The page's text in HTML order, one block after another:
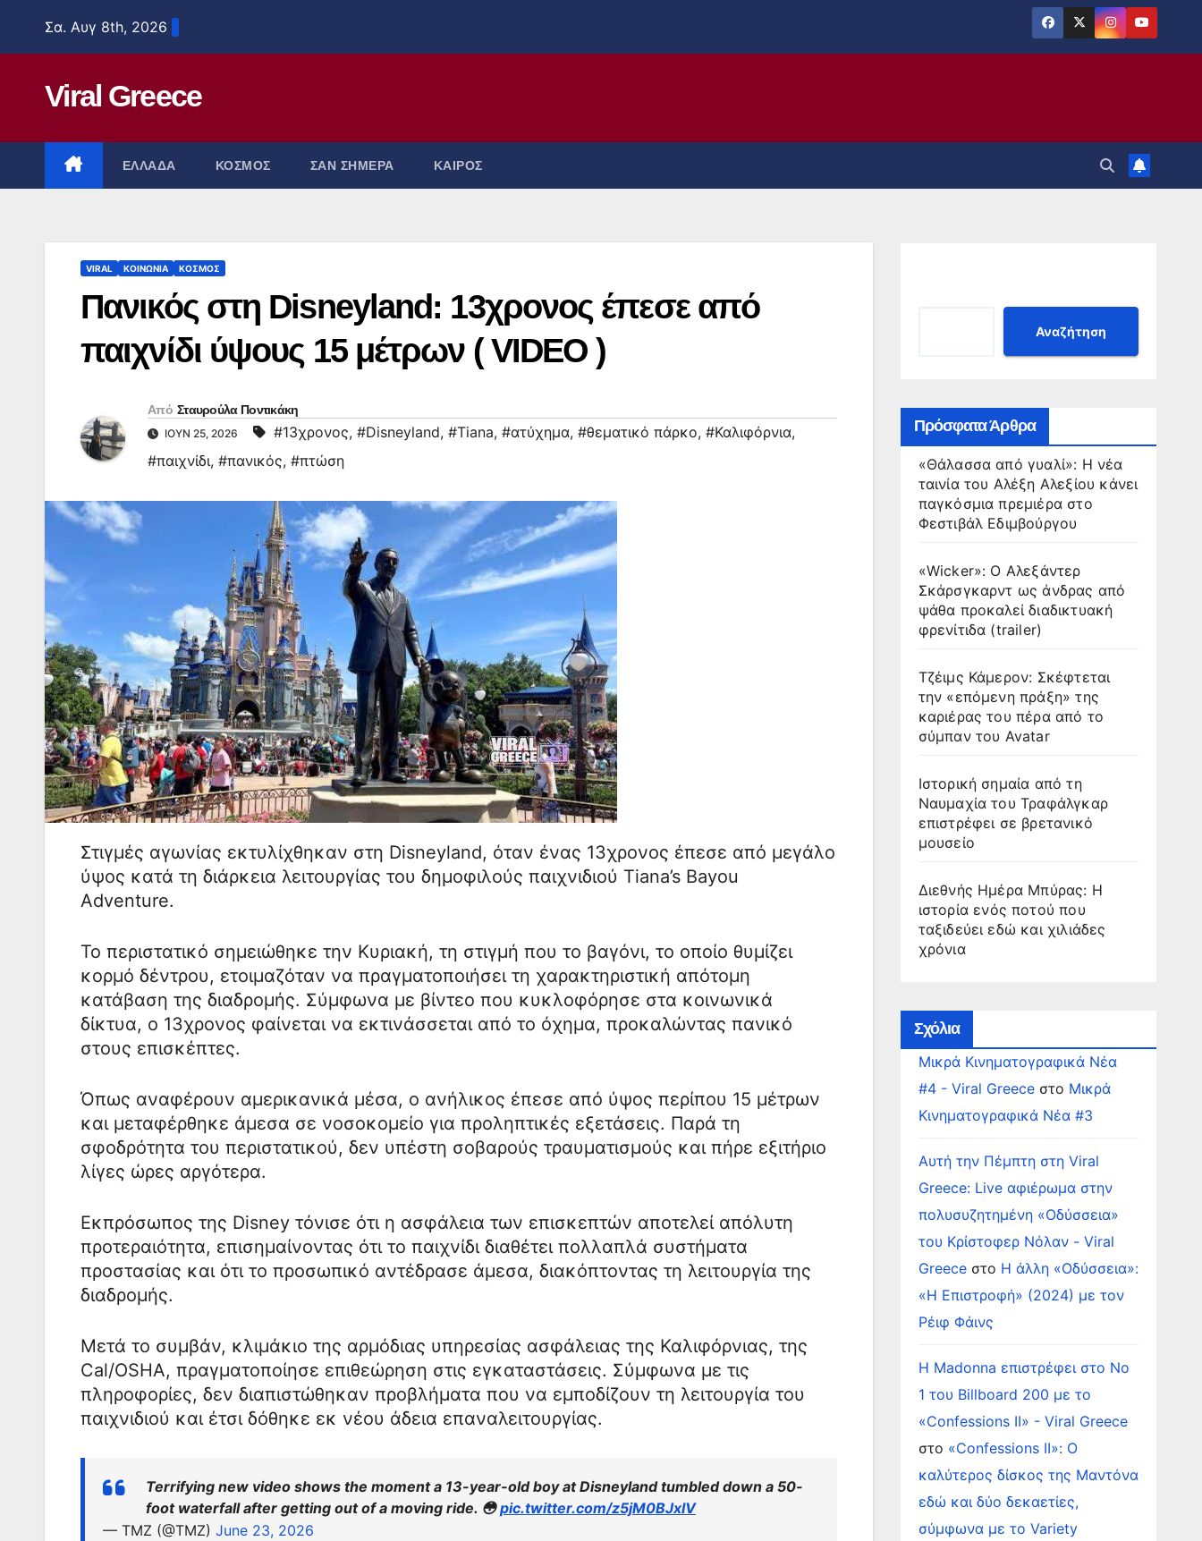
Σα. Αυγ 8th, 2026
Viral Greece
ΕΛΛΑΔΑ ΚΟΣΜΟΣ ΣΑΝ ΣΗΜΕΡΑ ΚΑΙΡΟΣ
VIRAL ΚΟΙΝΩΝΙΑ ΚΟΣΜΟΣ
Πανικός στη Disneyland: 13χρονος έπεσε από
παιχνίδι ύψους 15 μέτρων ( VIDEO )
Από Σταυρούλα Ποντικάκη
ΙΟΎΝ 25, 2026 #13χρονος, #Disneyland, #Tiana, #ατύχημα, #θεματικό πάρκο, #Καλιφόρνια,
#παιχνίδι, #πανικός, #πτώση
Στιγμές αγωνίας εκτυλίχθηκαν στη Disneyland, όταν ένας 13χρονος έπεσε από μεγάλο
ύψος κατά τη διάρκεια λειτουργίας του δημοφιλούς παιχνιδιού Tiana’s Bayou
Adventure.
Το περιστατικό σημειώθηκε την Κυριακή, τη στιγμή που το βαγόνι, το οποίο θυμίζει
κορμό δέντρου, ετοιμαζόταν να πραγματοποιήσει τη χαρακτηριστική απότομη
κατάβαση της διαδρομής. Σύμφωνα με βίντεο που κυκλοφόρησε στα κοινωνικά
δίκτυα, ο 13χρονος φαίνεται να εκτινάσσεται από το όχημα, προκαλώντας πανικό
στους επισκέπτες.
Όπως αναφέρουν αμερικανικά μέσα, ο ανήλικος έπεσε από ύψος περίπου 15 μέτρων
και μεταφέρθηκε άμεσα σε νοσοκομείο για προληπτικές εξετάσεις. Παρά τη
σφοδρότητα του περιστατικού, δεν υπέστη σοβαρούς τραυματισμούς και πήρε εξιτήριο
λίγες ώρες αργότερα.
Εκπρόσωπος της Disney τόνισε ότι η ασφάλεια των επισκεπτών αποτελεί απόλυτη
προτεραιότητα, επισημαίνοντας ότι το παιχνίδι διαθέτει πολλαπλά συστήματα
προστασίας και ότι το προσωπικό αντέδρασε άμεσα, διακόπτοντας τη λειτουργία της
διαδρομής.
Μετά το συμβάν, κλιμάκιο της αρμόδιας υπηρεσίας ασφάλειας της Καλιφόρνιας, της
Cal/OSHA, πραγματοποίησε επιθεώρηση στις εγκαταστάσεις. Σύμφωνα με τις
πληροφορίες, δεν διαπιστώθηκαν προβλήματα που να εμποδίζουν τη λειτουργία του
παιχνιδιού και έτσι δόθηκε εκ νέου άδεια επαναλειτουργίας.
Terrifying new video shows the moment a 13-year-old boy at Disneyland tumbled down a 50-
foot waterfall after getting out of a moving ride. 😳pic.twitter.com/z5jM0BJxIV
— TMZ (@TMZ) June 23, 2026
Αναζήτηση
Πρόσφατα Άρθρα
«Θάλασσα από γυαλί»: Η νέα
ταινία του Αλέξη Αλεξίου κάνει
παγκόσμια πρεμιέρα στο
Φεστιβάλ Εδιμβούργου
«Wicker»: Ο Αλεξάντερ
Σκάρσγκαρντ ως άνδρας από
ψάθα προκαλεί διαδικτυακή
φρενίτιδα (trailer)
Τζέιμς Κάμερον: Σκέφτεται
την «επόμενη πράξη» της
καριέρας του πέρα από το
σύμπαν του Avatar
Ιστορική σημαία από τη
Ναυμαχία του Τραφάλγκαρ
επιστρέφει σε βρετανικό
μουσείο
Διεθνής Ημέρα Μπύρας: Η
ιστορία ενός ποτού που
ταξιδεύει εδώ και χιλιάδες
χρόνια
Σχόλια
Μικρά Κινηματογραφικά Νέα
#4 - Viral Greeceστο Μικρά
Κινηματογραφικά Νέα #3
Αυτή την Πέμπτη στη Viral
Greece: Live αφιέρωμα στην
πολυσυζητημένη «Οδύσσεια»
του Κρίστοφερ Νόλαν - Viral
Greeceστο Η άλλη «Οδύσσεια»:
«Η Επιστροφή» (2024) με τον
Ρέιφ Φάινς
Η Madonna επιστρέφει στο Νο
1 του Billboard 200 με το
«Confessions II» - Viral Greece
στο «Confessions II»: Ο
καλύτερος δίσκος της Μαντόνα
εδώ και δύο δεκαετίες,
σύμφωνα με το Variety